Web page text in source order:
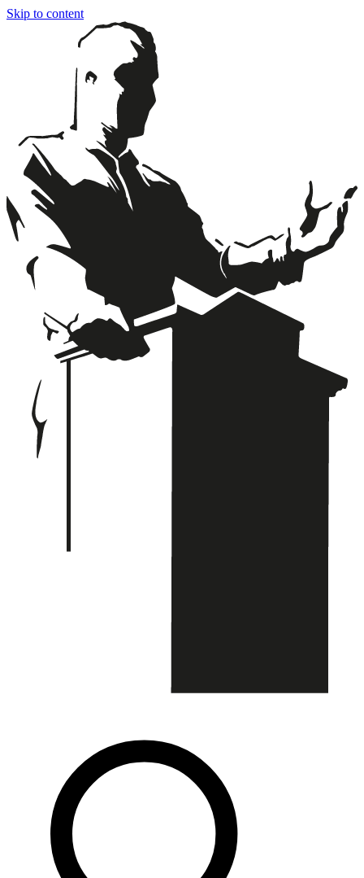
Skip to content